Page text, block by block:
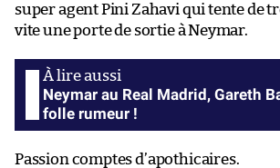
super agent Pini Zahavi qui tente de
vite une porte de sortie à Neymar.
Neymar au Real Madrid, Gareth
folle rumeur !
Passion comptes d’apothicaires.